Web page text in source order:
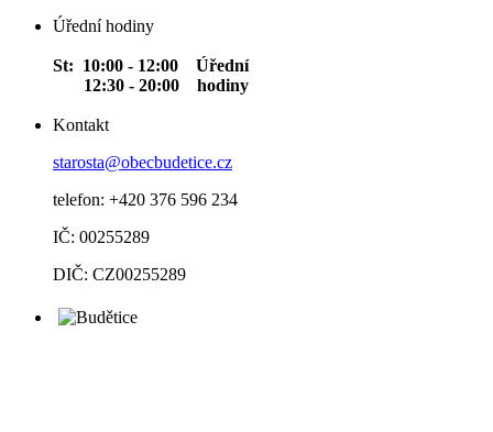
Úřední hodiny
St: 10:00 - 12:00 Úřední
12:30 - 20:00 hodiny
Kontakt
starosta@obecbudetice.cz
telefon: +420 376 596 234
IČ: 00255289
DIČ: CZ00255289